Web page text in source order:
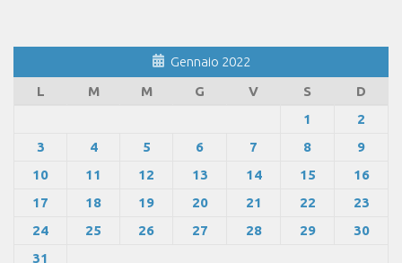
Gennaio 2022
L
M M G V S
D
1
2
3
4 5 6 7 8
9
10
11 12 13 14 15
16
17
18 19 20 21 22
23
24
25 26 27 28 29
30
31